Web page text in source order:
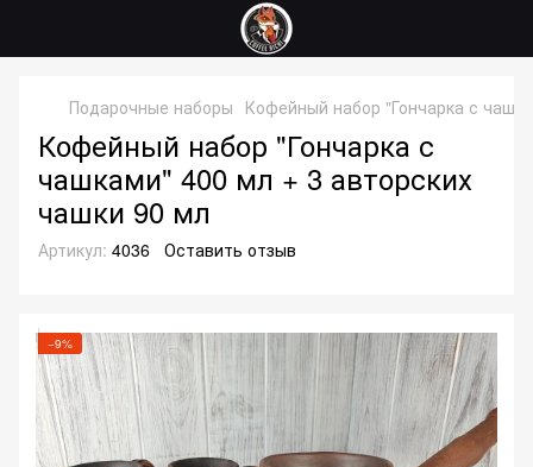
Подарочные наборы Кофейный набор "Гончарка с
Кофейный набор "Гончарка с
чашками" 400 мл + 3 авторских
чашки 90 мл
Артикул: 4036 Оставить отзыв
−9%